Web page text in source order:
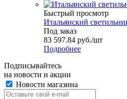
Быстрый просмотр
Итальянский
Под заказ
83 597.84 руб./шт
Подробнее
Подписывайтесь
на новости и акции
Новости магазина